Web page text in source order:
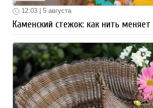
12:03 | 5 августа
Каменский стежок: как нить меняет